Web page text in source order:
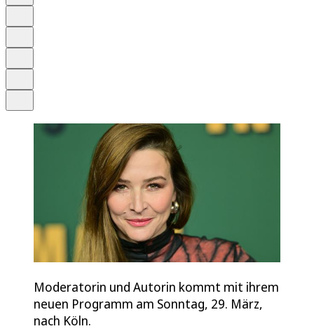
Moderatorin und Autorin kommt mit ihrem
neuen Programm am Sonntag, 29. März,
nach Köln.